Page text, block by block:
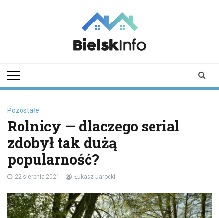
Podlaskiego i
Pozostałe
Rolnicy — dlaczego serial
zdobył tak dużą
popularność?
22 sierpnia 2021 Łukasz Jarocki